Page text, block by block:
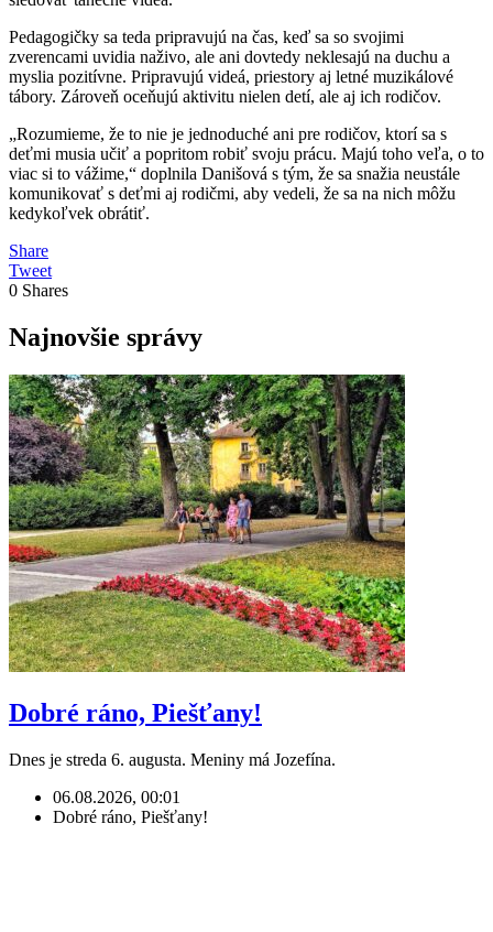
Pedagogičky sa teda pripravujú na čas, keď sa so svojimi
zverencami uvidia naživo, ale ani dovtedy neklesajú na duchu a
myslia pozitívne. Pripravujú videá, priestory aj letné muzikálové
tábory. Zároveň oceňujú aktivitu nielen detí, ale aj ich rodičov.
„Rozumieme, že to nie je jednoduché ani pre rodičov, ktorí sa s
deťmi musia učiť a popritom robiť svoju prácu. Majú toho veľa, o to
viac si to vážime,“ doplnila Danišová s tým, že sa snažia neustále
komunikovať s deťmi aj rodičmi, aby vedeli, že sa na nich môžu
kedykoľvek obrátiť.
Share
Tweet
0 Shares
Najnovšie správy
Dobré ráno, Piešťany!
Dnes je streda 6. augusta. Meniny má Jozefína.
06.08.2026, 00:01
Dobré ráno, Piešťany!